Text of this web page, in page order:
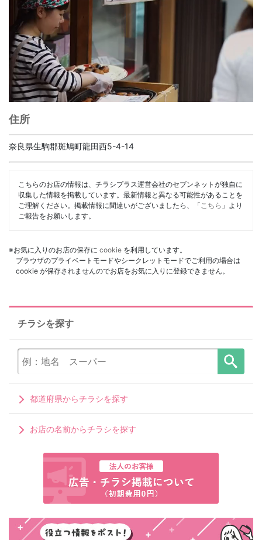
住所
奈良県生駒郡斑鳩町龍田西5-4-14
こちらのお店の情報は、チラシプラス運営会社のセブンネットが独自に
収集した情報を掲載しています。最新情報と異なる可能性があることを
ご理解ください。掲載情報に間違いがございましたら、「 こちら 」より
ご報告をお願いします。
※お気に入りのお店の保存に cookie を利用しています。
ブラウザのプライベートモードやシークレットモードでご利用の場合は
cookie が保存されませんのでお店をお気に入りに登録できません。
チラシを探す
都道府県からチラシを探す
お店の名前からチラシを探す